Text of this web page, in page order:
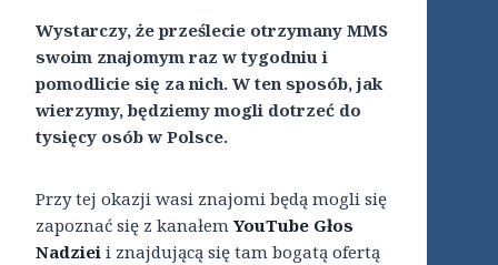
Wystarczy, że prześlecie otrzymany MMS
swoim znajomym raz w tygodniu i
pomodlicie się za nich. W ten sposób, jak
wierzymy, będziemy mogli dotrzeć do
tysięcy osób w Polsce.
Przy tej okazji wasi znajomi będą mogli się
zapoznać się z kanałem YouTube Głos
Nadziei i znajdującą się tam bogatą ofertą